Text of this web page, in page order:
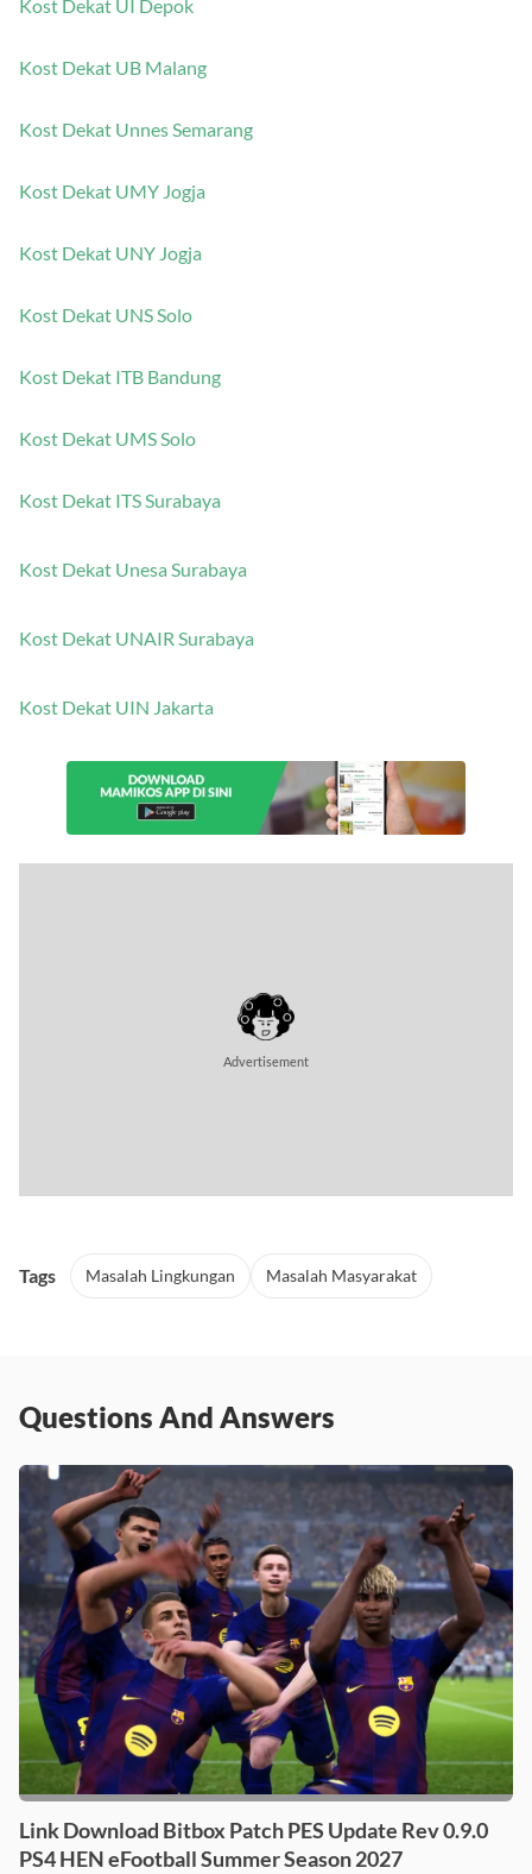
Kost Dekat UI Depok
Kost Dekat UB Malang
Kost Dekat Unnes Semarang
Kost Dekat UMY Jogja
Kost Dekat UNY Jogja
Kost Dekat UNS Solo
Kost Dekat ITB Bandung
Kost Dekat UMS Solo
Kost Dekat ITS Surabaya
Kost Dekat Unesa Surabaya
Kost Dekat UNAIR Surabaya
Kost Dekat UIN Jakarta
Advertisement
Tags Masalah Lingkungan Masalah Masyarakat
Questions And Answers
Link Download Bitbox Patch PES Update Rev 0.9.0
PS4 HEN eFootball Summer Season 2027